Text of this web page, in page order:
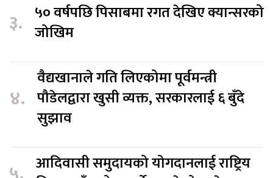
३. ५० वर्षपछि पिसाबमा रगत देखिए क्यान्सरको
जोखिम
४.
वैद्यखानाले गति लिएकोमा पूर्वमन्त्री
पौडेलद्वारा खुसी व्यक्त, सरकारलाई ६ बुँदे
सुझाव
आदिवासी समुदायको योगदानलाई राष्ट्रिय